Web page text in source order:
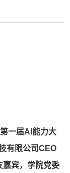
一届AI能力大
有限公司CEO
宾，学院党委